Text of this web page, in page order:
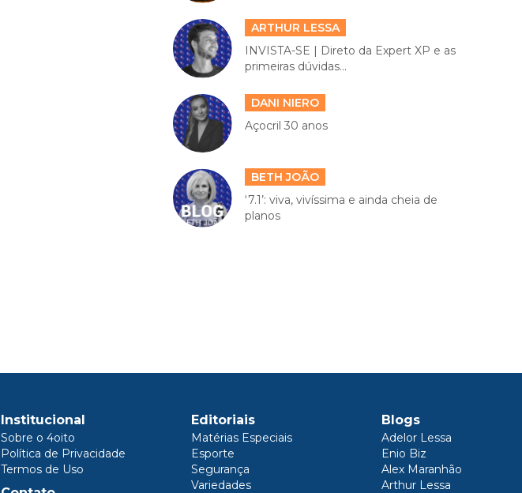
ARTHUR LESSA
INVISTA-SE | Direto da Expert XP e as
primeiras dúvidas...
DANI NIERO
Açocril 30 anos
BETH JOÃO
‘7.1’: viva, vivíssima e ainda cheia de
planos
Institucional
Sobre o 4oito
Política de Privacidade
Termos de Uso
Editoriais
Matérias Especiais
Esporte
Segurança
Variedades
Blogs
Adelor Lessa
Enio Biz
Alex Maranhão
Arthur Lessa